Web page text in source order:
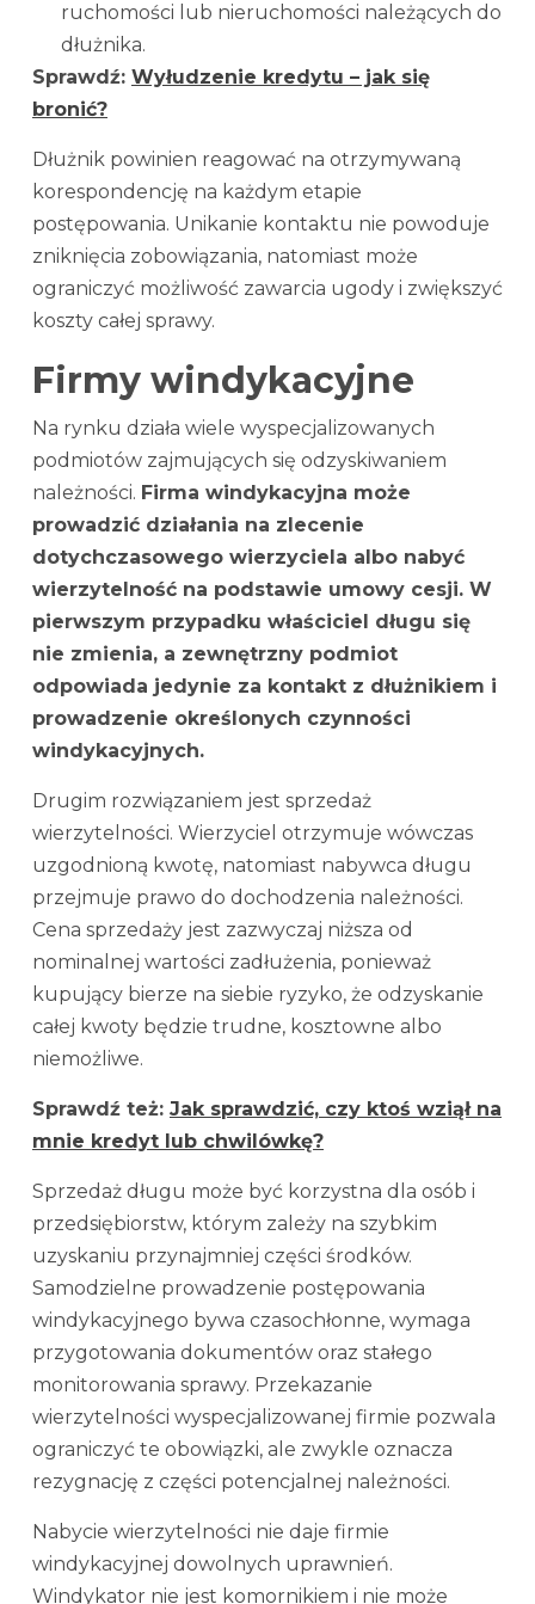
ruchomości lub nieruchomości należących do
dłużnika.
Sprawdź: Wyłudzenie kredytu – jak się
bronić?
Dłużnik powinien reagować na otrzymywaną
korespondencję na każdym etapie
postępowania. Unikanie kontaktu nie powoduje
zniknięcia zobowiązania, natomiast może
ograniczyć możliwość zawarcia ugody i zwiększyć
koszty całej sprawy.
Firmy windykacyjne
Na rynku działa wiele wyspecjalizowanych
podmiotów zajmujących się odzyskiwaniem
należności. Firma windykacyjna może
prowadzić działania na zlecenie
dotychczasowego wierzyciela albo nabyć
wierzytelność na podstawie umowy cesji. W
pierwszym przypadku właściciel długu się
nie zmienia, a zewnętrzny podmiot
odpowiada jedynie za kontakt z dłużnikiem i
prowadzenie określonych czynności
windykacyjnych.
Drugim rozwiązaniem jest sprzedaż
wierzytelności. Wierzyciel otrzymuje wówczas
uzgodnioną kwotę, natomiast nabywca długu
przejmuje prawo do dochodzenia należności.
Cena sprzedaży jest zazwyczaj niższa od
nominalnej wartości zadłużenia, ponieważ
kupujący bierze na siebie ryzyko, że odzyskanie
całej kwoty będzie trudne, kosztowne albo
niemożliwe.
Sprawdź też: Jak sprawdzić, czy ktoś wziął na
mnie kredyt lub chwilówkę?
Sprzedaż długu może być korzystna dla osób i
przedsiębiorstw, którym zależy na szybkim
uzyskaniu przynajmniej części środków.
Samodzielne prowadzenie postępowania
windykacyjnego bywa czasochłonne, wymaga
przygotowania dokumentów oraz stałego
monitorowania sprawy. Przekazanie
wierzytelności wyspecjalizowanej firmie pozwala
ograniczyć te obowiązki, ale zwykle oznacza
rezygnację z części potencjalnej należności.
Nabycie wierzytelności nie daje firmie
windykacyjnej dowolnych uprawnień.
Windykator nie jest komornikiem i nie może